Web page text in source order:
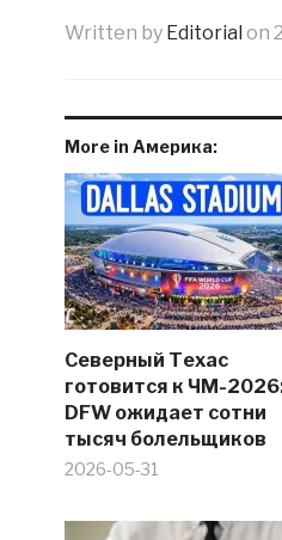
Written by Editorial on
More in Америка:
Северный Техас
готовится к ЧМ-
DFW ожидает сотни
тысяч болельщиков
2026-05-31